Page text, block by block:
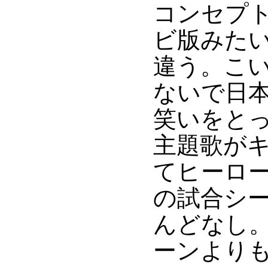
コンセプ
ビ版みた
違う。こ
ないで日
笑いをと
主題歌が
てヒーロ
の試合シ
んどなし
ーンより